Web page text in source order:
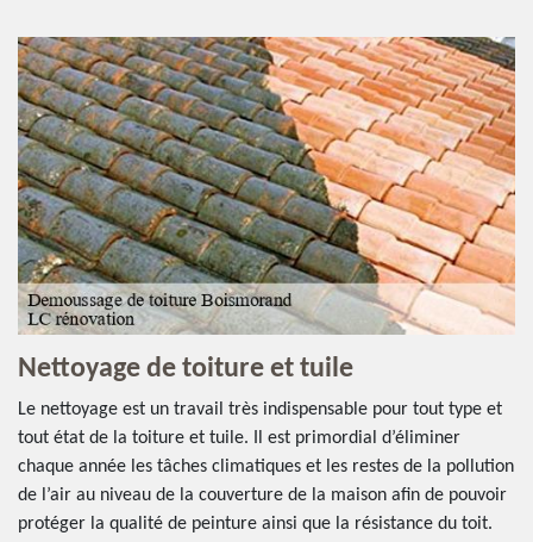
Nettoyage de toiture et tuile
Le nettoyage est un travail très indispensable pour tout type et
tout état de la toiture et tuile. Il est primordial d’éliminer
chaque année les tâches climatiques et les restes de la pollution
de l’air au niveau de la couverture de la maison afin de pouvoir
protéger la qualité de peinture ainsi que la résistance du toit.